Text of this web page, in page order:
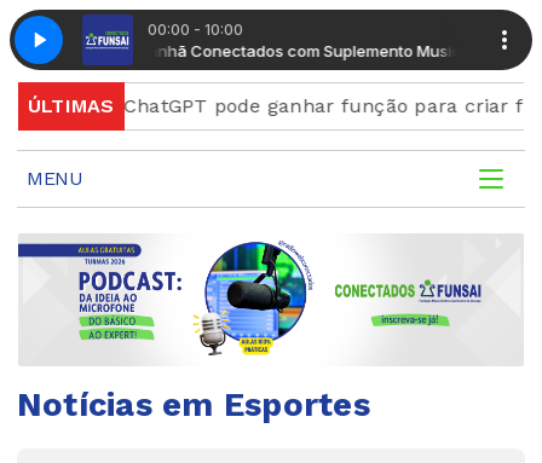
00:00 - 10:00
Manhã Conectados com Suplemento MusicalManhã
ÚLTIMAS
ChatGPT pode ganhar função para criar figurinhas e
MENU
Notícias em Esportes